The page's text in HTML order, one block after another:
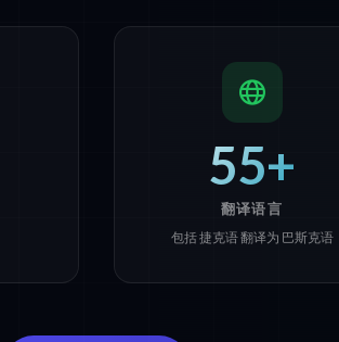
55+
翻译语言
包括 捷克语 翻译为 巴斯克语